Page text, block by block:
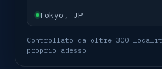
Tokyo, JP
Controllato da oltre 300
proprio adesso